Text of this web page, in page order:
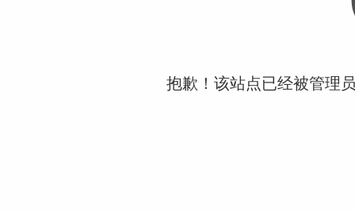
抱歉！该站点已经被管理